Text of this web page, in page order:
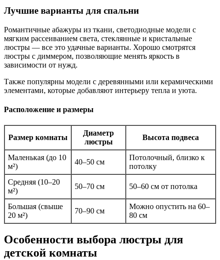
Лучшие варианты для спальни
Романтичные абажуры из ткани, светодиодные модели с
мягким рассеиванием света, стеклянные и кристальные
люстры — все это удачные варианты. Хорошо смотрятся
люстры с диммером, позволяющие менять яркость в
зависимости от нужд.
Также популярны модели с деревянными или керамическими
элементами, которые добавляют интерьеру тепла и уюта.
Расположение и размеры
Размер комнаты
Диаметр
люстры
Высота подвеса
Маленькая (до 10
м²)
40–50 см
Потолочный, близко к
потолку
Средняя (10–20
м²)
50–70 см 50–60 см от потолка
Большая (свыше
20 м²)
70–90 см
Можно опустить на 60–
80 см
Особенности выбора люстры для
детской комнаты